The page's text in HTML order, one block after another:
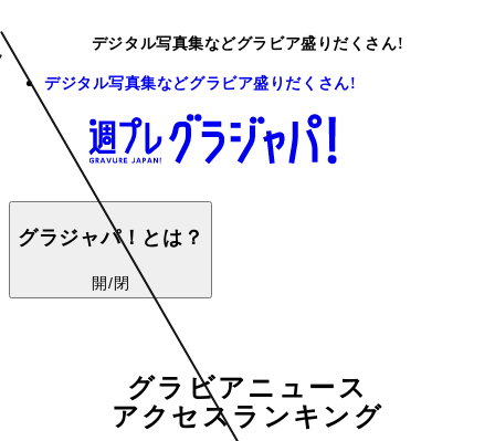
デジタル写真集などグラビア盛りだくさん!
デジタル写真集などグラビア盛りだくさん!
グラジャパ！とは？
開/閉
グラビアニュース
アクセスランキング